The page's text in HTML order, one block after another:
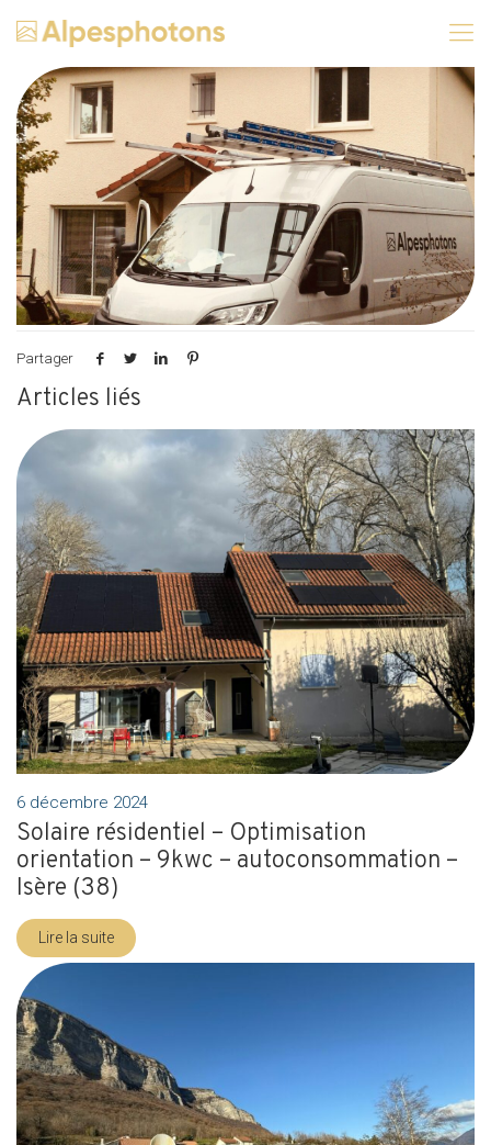
Partager
Articles liés
6 décembre 2024
Solaire résidentiel – Optimisation
orientation – 9kwc – autoconsommation –
Isère (38)
Lire la suite